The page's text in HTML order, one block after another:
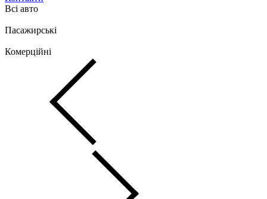
Всі авто
Пасажирські
Комерційні